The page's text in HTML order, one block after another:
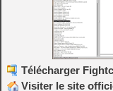
Télécharger
Visiter le site